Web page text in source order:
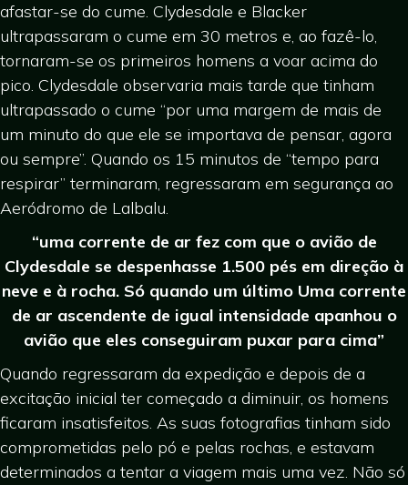
afastar-se do cume. Clydesdale e Blacker
ultrapassaram o cume em 30 metros e, ao fazê-lo,
tornaram-se os primeiros homens a voar acima do
pico. Clydesdale observaria mais tarde que tinham
ultrapassado o cume “por uma margem de mais de
um minuto do que ele se importava de pensar, agora
ou sempre”. Quando os 15 minutos de “tempo para
respirar” terminaram, regressaram em segurança ao
Aeródromo de Lalbalu.
“uma corrente de ar fez com que o avião de
Clydesdale se despenhasse 1.500 pés em direção à
neve e à rocha. Só quando um último Uma corrente
de ar ascendente de igual intensidade apanhou o
avião que eles conseguiram puxar para cima”
Quando regressaram da expedição e depois de a
excitação inicial ter começado a diminuir, os homens
ficaram insatisfeitos. As suas fotografias tinham sido
comprometidas pelo pó e pelas rochas, e estavam
determinados a tentar a viagem mais uma vez. Não só